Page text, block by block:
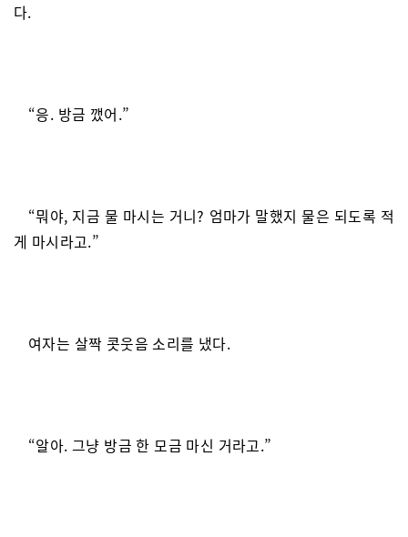
다.
“응. 방금 깼어.”
“뭐야, 지금 물 마시는 거니? 엄마가 말했지 물은 되도록 적
게 마시라고.”
여자는 살짝 콧웃음 소리를 냈다.
“알아. 그냥 방금 한 모금 마신 거라고.”